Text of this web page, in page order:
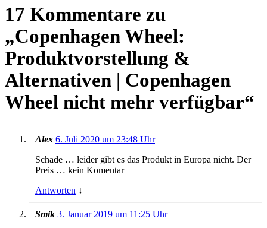
17 Kommentare zu
„Copenhagen Wheel:
Produktvorstellung &
Alternativen | Copenhagen
Wheel nicht mehr verfügbar“
Alex 6. Juli 2020 um 23:48 Uhr
Schade … leider gibt es das Produkt in Europa nicht. Der
Preis … kein Komentar
Antworten ↓
Smik 3. Januar 2019 um 11:25 Uhr